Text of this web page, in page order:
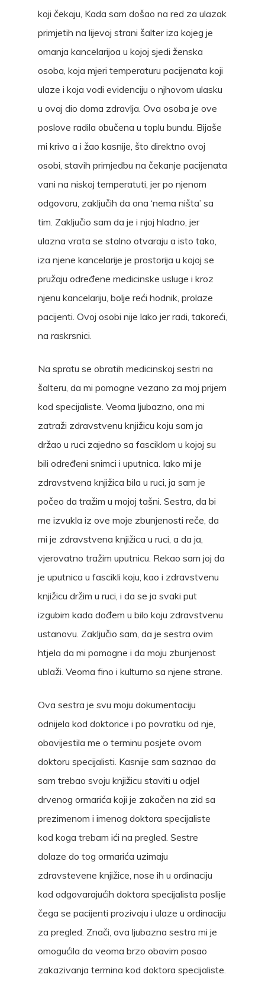
koji čekaju, Kada sam došao na red za ulazak
primjetih na lijevoj strani šalter iza kojeg je
omanja kancelarijoa u kojoj sjedi ženska
osoba, koja mjeri temperaturu pacijenata koji
ulaze i koja vodi evidenciju o njhovom ulasku
u ovaj dio doma zdravlja. Ova osoba je ove
poslove radila obučena u toplu bundu. Bijaše
mi krivo a i žao kasnije, što direktno ovoj
osobi, stavih primjedbu na čekanje pacijenata
vani na niskoj temperatuti, jer po njenom
odgovoru, zaključih da ona ‘nema ništa’ sa
tim. Zaključio sam da je i njoj hladno, jer
ulazna vrata se stalno otvaraju a isto tako,
iza njene kancelarije je prostorija u kojoj se
pružaju određene medicinske usluge i kroz
njenu kancelariju, bolje reći hodnik, prolaze
pacijenti. Ovoj osobi nije lako jer radi, takoreći,
na raskrsnici.
Na spratu se obratih medicinskoj sestri na
šalteru, da mi pomogne vezano za moj prijem
kod specijaliste. Veoma ljubazno, ona mi
zatraži zdravstvenu knjižicu koju sam ja
držao u ruci zajedno sa fasciklom u kojoj su
bili određeni snimci i uputnica. Iako mi je
zdravstvena knjižica bila u ruci, ja sam je
počeo da tražim u mojoj tašni. Sestra, da bi
me izvukla iz ove moje zbunjenosti reče, da
mi je zdravstvena knjižica u ruci, a da ja,
vjerovatno tražim uputnicu. Rekao sam joj da
je uputnica u fascikli koju, kao i zdravstvenu
knjižicu držim u ruci, i da se ja svaki put
izgubim kada dođem u bilo koju zdravstvenu
ustanovu. Zaključio sam, da je sestra ovim
htjela da mi pomogne i da moju zbunjenost
ublaži. Veoma fino i kulturno sa njene strane.
Ova sestra je svu moju dokumentaciju
odnijela kod doktorice i po povratku od nje,
obavijestila me o terminu posjete ovom
doktoru specijalisti. Kasnije sam saznao da
sam trebao svoju knjižicu staviti u odjel
drvenog ormarića koji je zakačen na zid sa
prezimenom i imenog doktora specijaliste
kod koga trebam ići na pregled. Sestre
dolaze do tog ormarića uzimaju
zdravstevene knjižice, nose ih u ordinaciju
kod odgovarajućih doktora specijalista poslije
čega se pacijenti prozivaju i ulaze u ordinaciju
za pregled. Znači, ova ljubazna sestra mi je
omogućila da veoma brzo obavim posao
zakazivanja termina kod doktora specijaliste.